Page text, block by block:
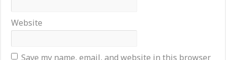
Website
Save my name, email, and website in this browser